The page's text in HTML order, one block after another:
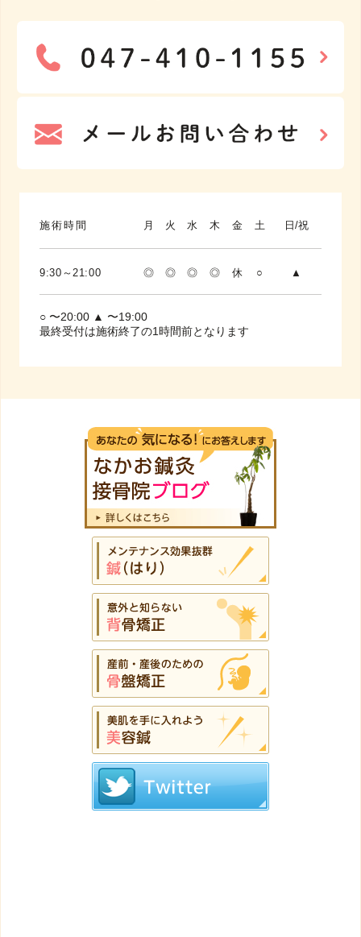
施術時間 月 火 水 木 金 土 日/祝
9:30～21:00 ◎ ◎ ◎ ◎ 休 ○ ▲
○ 〜20:00 ▲ 〜19:00
最終受付は施術終了の1時間前となります